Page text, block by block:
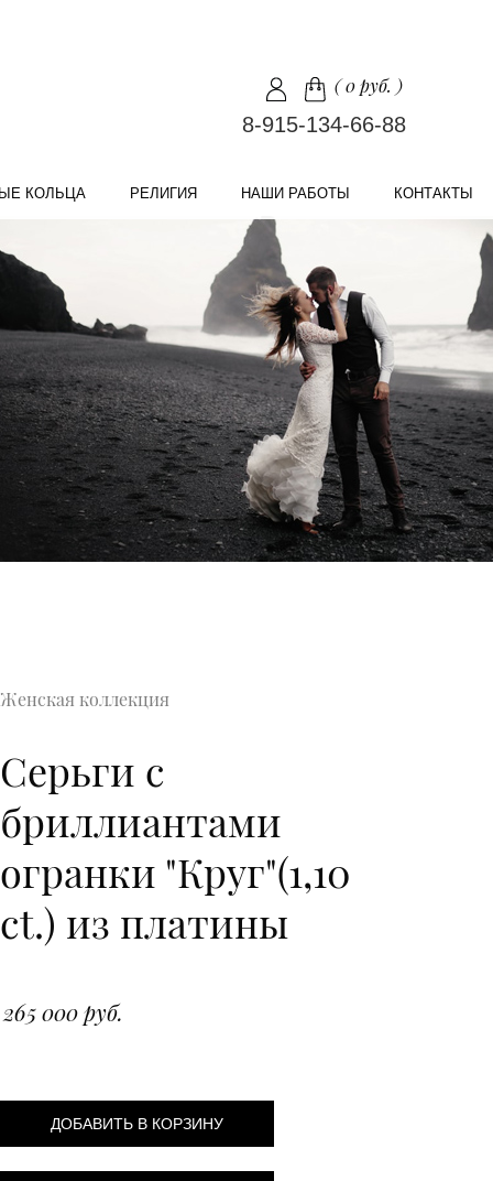
(0 руб. )
8-915-134-66-88
КОЛЬЦА РЕЛИГИЯ НАШИ РАБОТЫ КОНТАКТЫ
Женская коллекция
Серьги с
бриллиантами
огранки "Круг"(1,10
ct.) из платины
265 000 руб.
ДОБАВИТЬ В КОРЗИНУ